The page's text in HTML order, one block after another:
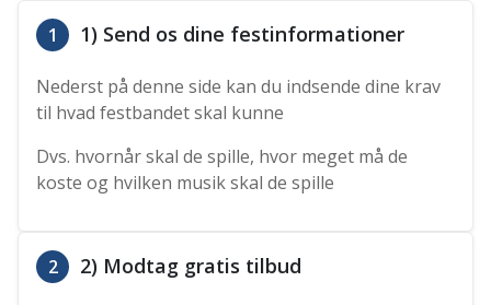
1 1) Send os dine festinformationer
Nederst på denne side kan du indsende dine krav
til hvad festbandet skal kunne
Dvs. hvornår skal de spille, hvor meget må de
koste og hvilken musik skal de spille
2 2) Modtag gratis tilbud